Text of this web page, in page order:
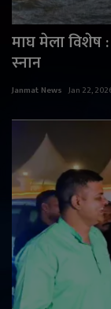
माघ मेला विशेष
स्नान
Janmat News Jan 22,